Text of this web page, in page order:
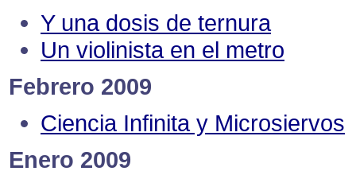
Y una dosis de ternura
Un violinista en el metro
Febrero 2009
Ciencia Infinita y Microsiervos
Enero 2009